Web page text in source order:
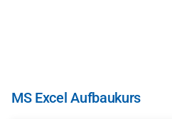
MS Excel Aufbaukurs